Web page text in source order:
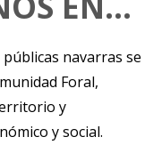
navarras se
Foral,
y
y social.